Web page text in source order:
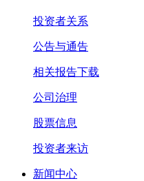
投资者关系
公告与通告
相关报告下载
公司治理
股票信息
投资者来访
新闻中心